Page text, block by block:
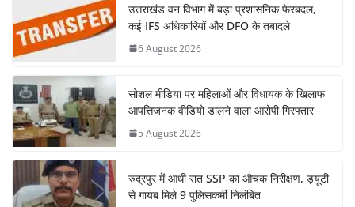
उत्तराखंड वन विभाग में बड़ा प्रशासनिक फेरबदल,
कई IFS अधिकारियों और DFO के तबादले
6 August 2026
सोशल मीडिया पर महिलाओं और विधायक के खिलाफ
आपत्तिजनक वीडियो डालने वाला आरोपी गिरफ्तार
5 August 2026
रुद्रपुर में आधी रात SSP का औचक निरीक्षण, ड्यूटी
से गायब मिले 9 पुलिसकर्मी निलंबित